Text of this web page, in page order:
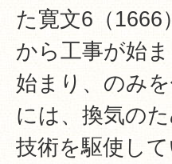
た寛文6（1666
から工事が始
始まり、のみ
には、換気の
技術を駆使し